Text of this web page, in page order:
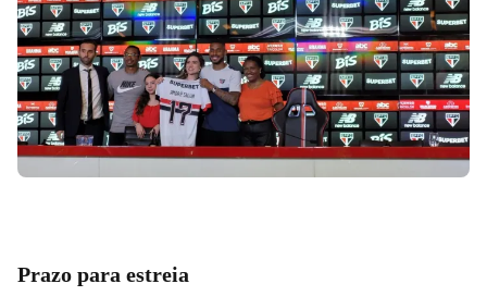
Prazo para estreia